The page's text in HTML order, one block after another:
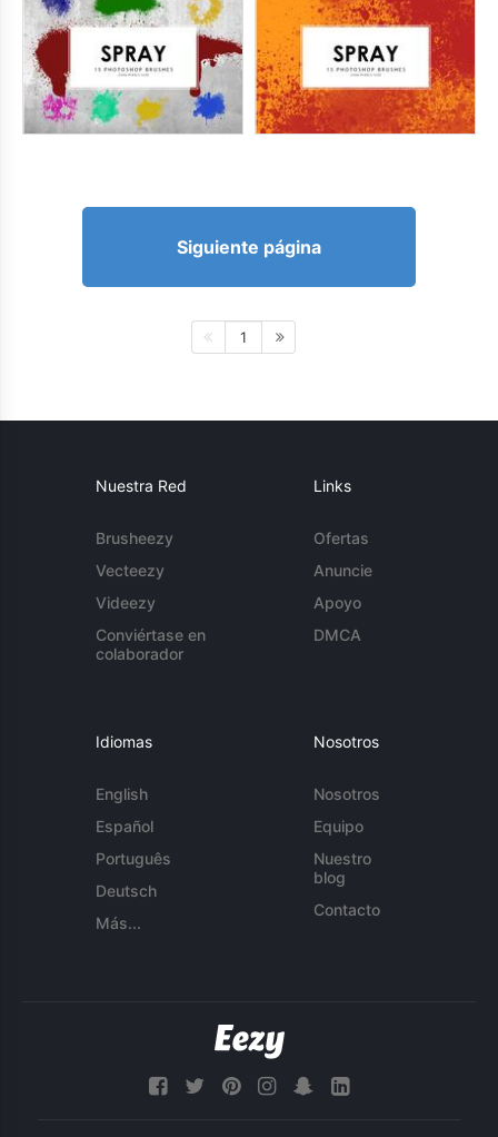
Siguiente página
1
Nuestra Red
Brusheezy
Vecteezy
Videezy
Conviértase en
colaborador
Links
Ofertas
Anuncie
Apoyo
DMCA
Idiomas
English
Español
Português
Deutsch
Más...
Nosotros
Nosotros
Equipo
Nuestro
blog
Contacto